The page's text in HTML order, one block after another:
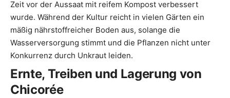
Zeit vor der Aussaat mit reifem Kompost verbessert
wurde. Während der Kultur reicht in vielen Gärten ein
mäßig nährstoffreicher Boden aus, solange die
Wasserversorgung stimmt und die Pflanzen nicht unter
Konkurrenz durch Unkraut leiden.
Ernte, Treiben und Lagerung von
Chicorée